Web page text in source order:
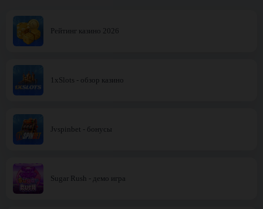
Рейтинг казино 2026
1xSlots - обзор казино
Jvspinbet - бонусы
Sugar Rush - демо игра